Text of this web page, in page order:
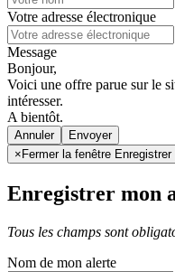
Votre adresse électronique
Message
Bonjour,
Voici une offre parue sur le
intéresser.
A bientôt.
Annuler
× Fermer la fenêtre
Enregistrer mon
Tous les champs sont
Nom de mon alerte